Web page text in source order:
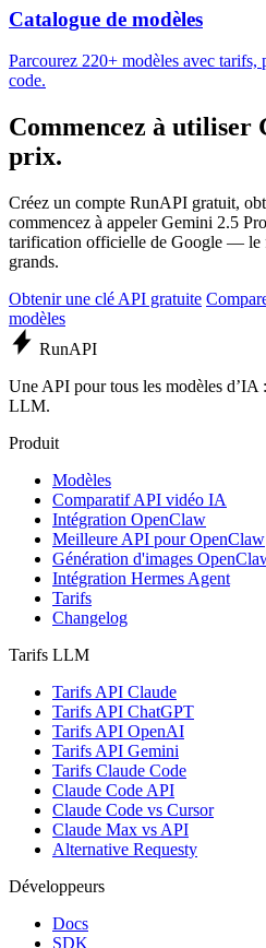
Catalogue de modèles
Parcourez 220+ modèles avec tarifs,
code.
Commencez à utiliser
prix.
Créez un compte RunAPI gratuit,
commencez à appeler Gemini 2.5
tarification officielle de Google — le
grands.
Obtenir une clé API gratuite
modèles
RunAPI
Une API pour tous les modèles d’IA
LLM.
Produit
Modèles
Comparatif API vidéo IA
Intégration OpenClaw
Meilleure API pour OpenClaw
Génération d'images
Intégration Hermes Agent
Tarifs
Changelog
Tarifs LLM
Tarifs API Claude
Tarifs API ChatGPT
Tarifs API OpenAI
Tarifs API Gemini
Tarifs Claude Code
Claude Code API
Claude Code vs Cursor
Claude Max vs API
Alternative Requesty
Développeurs
Docs
SDK